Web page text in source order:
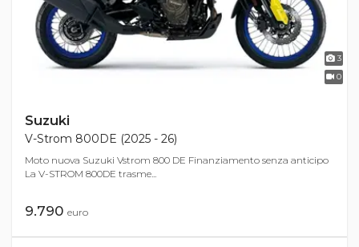
3
0
Suzuki
V-Strom 800DE (2025 - 26)
Moto nuova Suzuki Vstrom 800 DE Finanziamento senza anticipo
La V-STROM 800DE trasme...
9.790 euro